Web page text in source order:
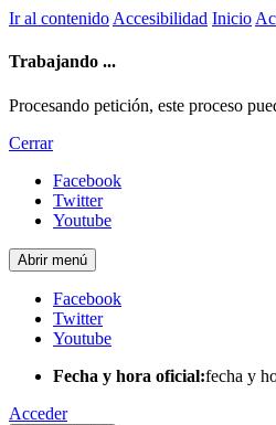
Ir al contenido Accesibilidad Inicio
Trabajando ...
Procesando petición, este proceso
Cerrar
Facebook
Twitter
Youtube
Abrir menú
Facebook
Twitter
Youtube
Fecha y hora oficial:fecha y
Acceder